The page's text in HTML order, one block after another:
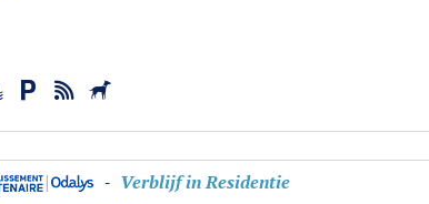
- Verblijf in Residentie